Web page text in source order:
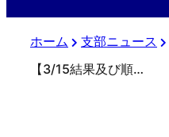
ホーム 支部ニュース
【3/15結果及び順延のご連絡】群馬県支部設立30周年記念第3回日本少年野球高崎市長杯